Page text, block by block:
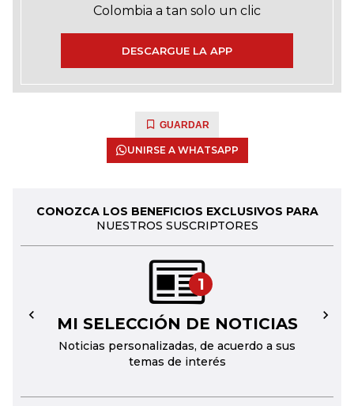
Colombia a tan solo un clic
DESCARGUE LA APP
GUARDAR
UNIRSE A WHATSAPP
CONOZCA LOS BENEFICIOS EXCLUSIVOS PARA
NUESTROS SUSCRIPTORES
1
MI SELECCIÓN DE NOTICIAS
Noticias personalizadas, de acuerdo a sus
temas de interés
← →